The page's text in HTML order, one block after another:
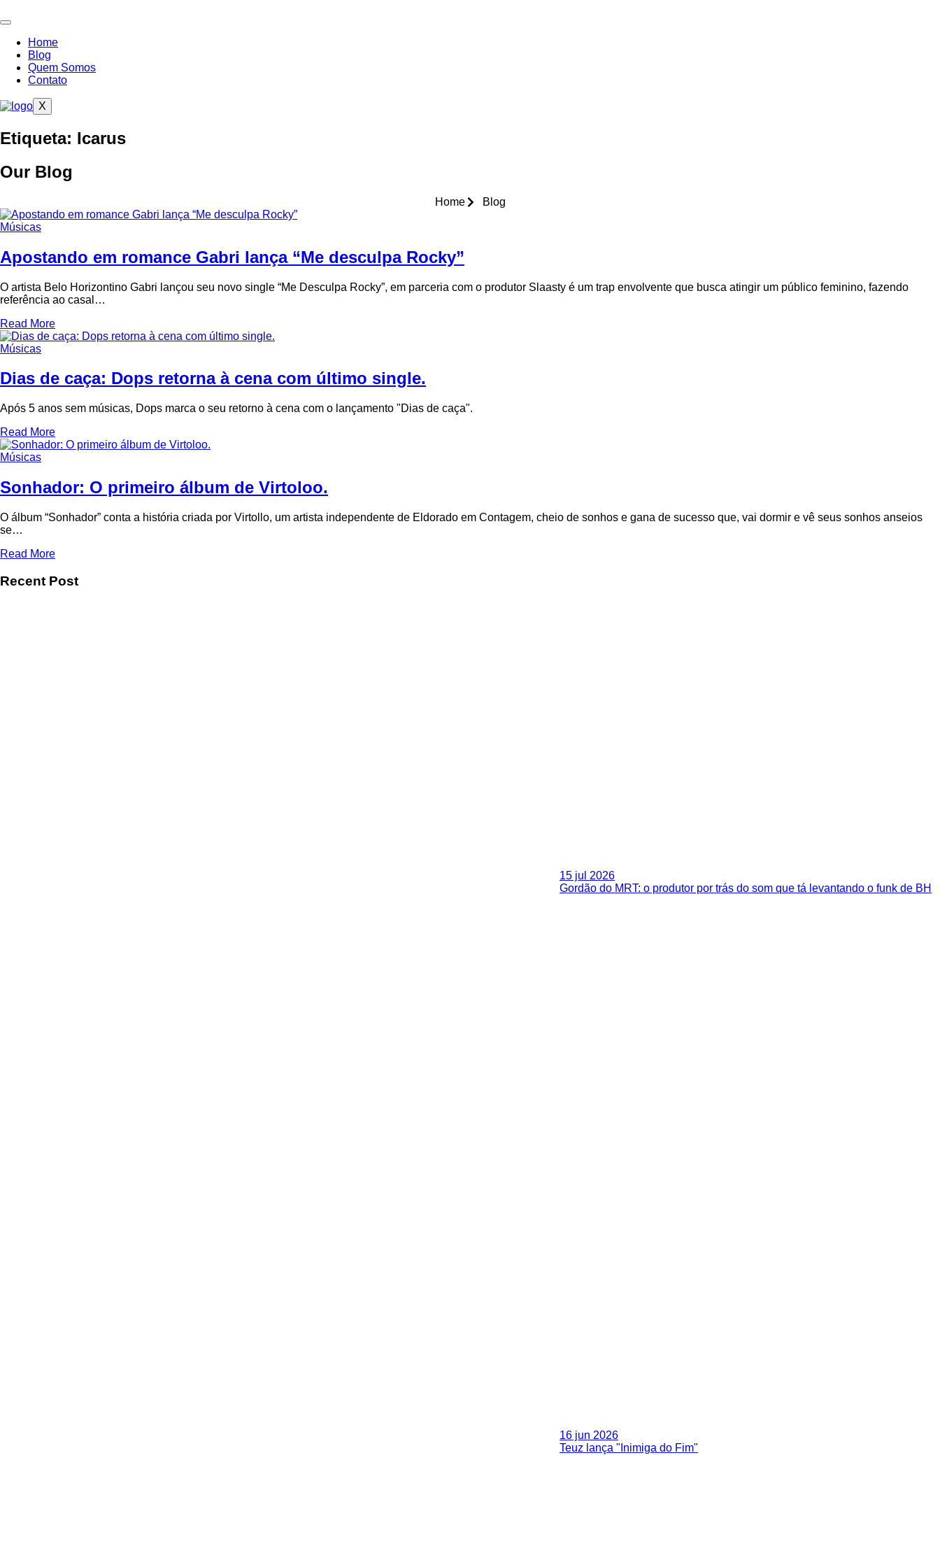
para
conteúdo
Home
Blog
Quem Somos
Contato
X
Etiqueta: Icarus
Our Blog
Home Blog
Músicas
Apostando em romance Gabri lança “Me desculpa Rocky”
O artista Belo Horizontino Gabri lançou seu novo single “Me Desculpa Rocky”, em parceria com o produtor Slaasty é um trap envolvente que busca atingir um público feminino, fazendo
referência ao casal…
Read More
Músicas
Dias de caça: Dops retorna à cena com último single.
Após 5 anos sem músicas, Dops marca o seu retorno à cena com o lançamento "Dias de caça".
Read More
Músicas
Sonhador: O primeiro álbum de Virtoloo.
O álbum “Sonhador” conta a história criada por Virtollo, um artista independente de Eldorado em Contagem, cheio de sonhos e gana de sucesso que, vai dormir e vê seus sonhos anseios
se…
Read More
Recent Post
15 jul 2026
Gordão do MRT: o produtor por trás do som que tá levantando o funk de BH
16 jun 2026
Teuz lança "Inimiga do Fim"